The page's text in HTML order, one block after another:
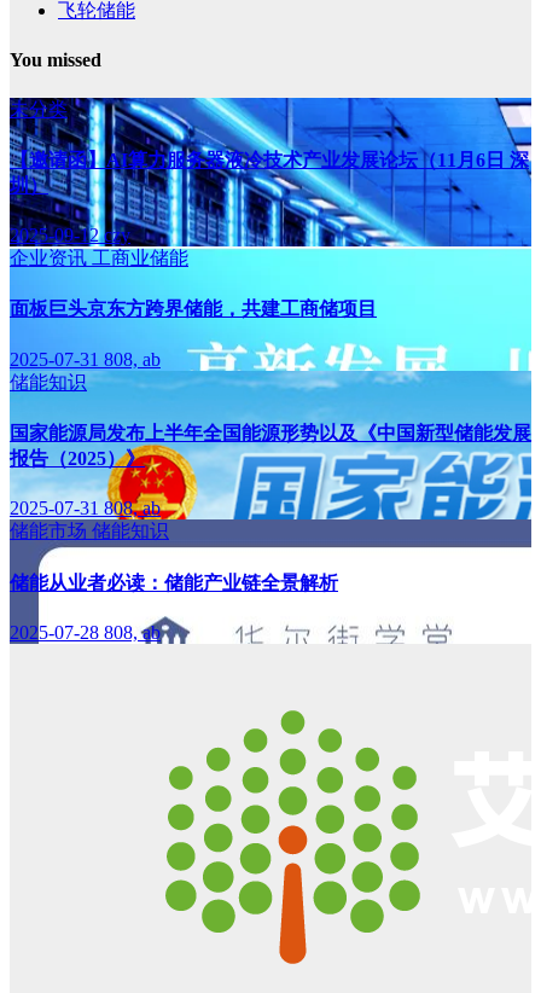
飞轮储能
You missed
未分类
【邀请函】AI算力服务器液冷技术产业发展论坛（11月6日 深
圳）
2025-09-12czy
企业资讯 工商业储能
面板巨头京东方跨界储能，共建工商储项目
2025-07-31 808, ab
储能知识
国家能源局发布上半年全国能源形势以及《中国新型储能发展
报告（2025）》
2025-07-31 808, ab
储能市场 储能知识
储能从业者必读：储能产业链全景解析
2025-07-28 808, ab